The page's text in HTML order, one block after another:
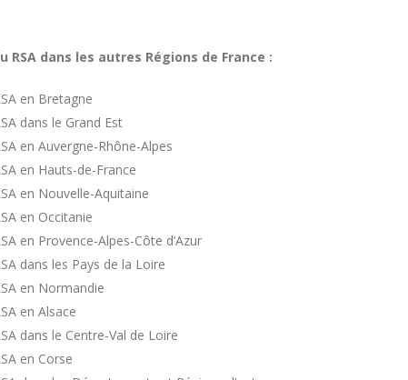
dans les autres Régions de France :
en Bretagne
dans le Grand Est
en Auvergne-Rhône-Alpes
en Hauts-de-France
en Nouvelle-Aquitaine
en Occitanie
en Provence-Alpes-Côte d’Azur
dans les Pays de la Loire
en Normandie
en Alsace
dans le Centre-Val de Loire
en Corse